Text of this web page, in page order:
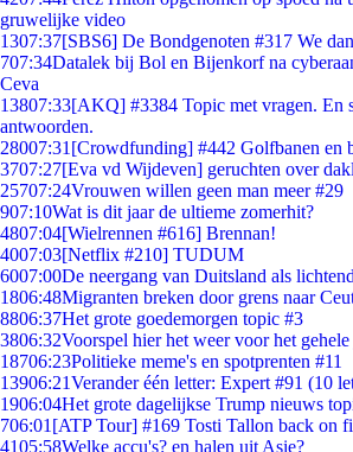
gruwelijke video
1307:37[SBS6] De Bondgenoten #317 We
707:34Datalek bij Bol en Bijenkorf na
Ceva
13807:33[AKQ] #3384 Topic met vragen. En
antwoorden.
28007:31 [Crowdfunding] #442 Golfbanen en
3707:27[Eva vd Wijdeven] geruchten over
25707:24Vrouwen willen geen man meer #29
907:10Wat is dit jaar de ultieme zomerhit?
4807:04[Wielrennen #616] Brennan!
4007:03[Netflix #210] TUDUM
6007:00De neergang van Duitsland als
1806:48Migranten breken door grens naar
8806:37Het grote goedemorgen topic #3
3806:32Voorspel hier het weer voor het
18706:23Politieke meme's en spotprenten #11
13906:21Verander één letter: Expert #91 (10
1906:04Het grote dagelijkse Trump nieuws
706:01 [ATP Tour] #169 Tosti Tallon back on
4105:58Welke accu's? en halen uit Asie?